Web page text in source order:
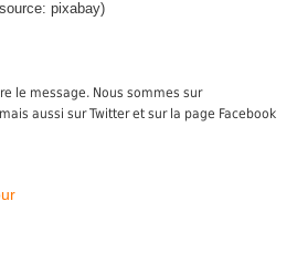
pixabay)
le message. Nous sommes sur
aussi sur Twitter et sur la page Facebook